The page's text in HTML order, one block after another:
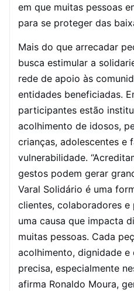
em que muitas pessoas
para se proteger das
Mais do que arrecadar
busca estimular a
rede de apoio às
entidades beneficiadas.
participantes estão
acolhimento de idosos,
crianças, adolescentes e
vulnerabilidade.
gestos podem gerar
Varal Solidário é uma
clientes, colaboradores
uma causa que impacta
muitas pessoas. Cada
acolhimento, dignidade
precisa, especialmente
afirma Ronaldo Moura,